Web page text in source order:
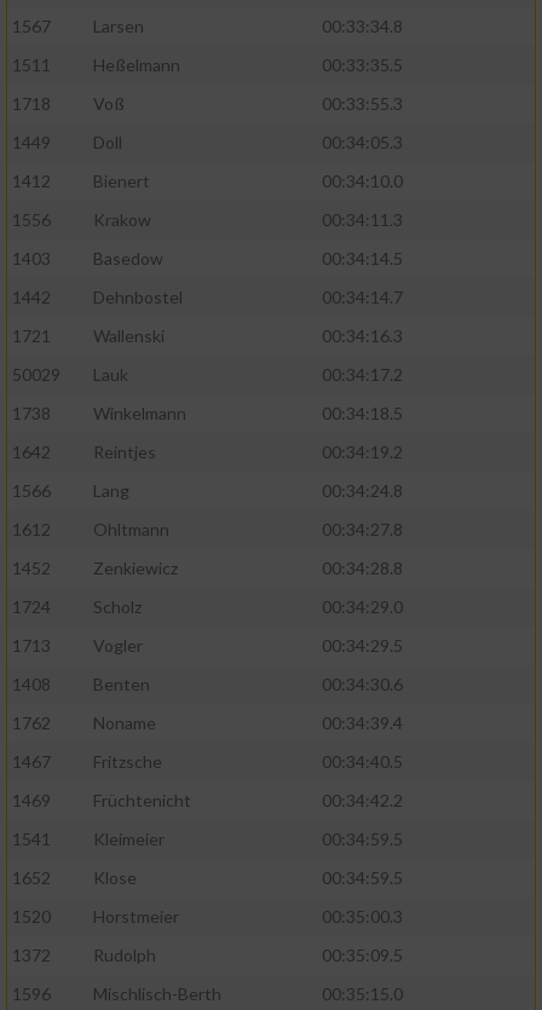
1567
Larsen
00:33:34.8
1511
Heßelmann
00:33:35.5
1718
Voß
00:33:55.3
1449
Doll
00:34:05.3
1412
Bienert
00:34:10.0
1556
Krakow
00:34:11.3
1403
Basedow
00:34:14.5
1442
Dehnbostel
00:34:14.7
1721
Wallenski
00:34:16.3
50029
Lauk
00:34:17.2
1738
Winkelmann
00:34:18.5
1642
Reintjes
00:34:19.2
1566
Lang
00:34:24.8
1612
Ohltmann
00:34:27.8
1452
Zenkiewicz
00:34:28.8
1724
Scholz
00:34:29.0
1713
Vogler
00:34:29.5
1408
Benten
00:34:30.6
1762
Noname
00:34:39.4
1467
Fritzsche
00:34:40.5
1469
Früchtenicht
00:34:42.2
1541
Kleimeier
00:34:59.5
1652
Klose
00:34:59.5
1520
Horstmeier
00:35:00.3
1372
Rudolph
00:35:09.5
1596
Mischlisch-Berth
00:35:15.0